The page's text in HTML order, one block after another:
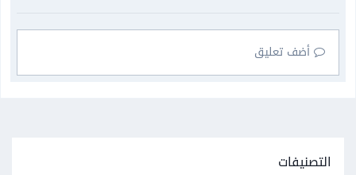
أضف تعليق
التصنيفات